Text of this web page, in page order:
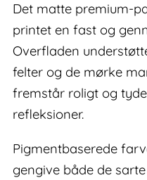
Det matte premium-
printet en fast og
Overfladen
felter og de mørke
fremstår roligt og
refleksioner.
Pigmentbaserede
gengive både de